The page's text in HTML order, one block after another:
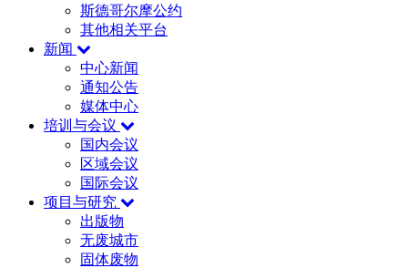
斯德哥尔摩公约
其他相关平台
新闻
中心新闻
通知公告
媒体中心
培训与会议
国内会议
区域会议
国际会议
项目与研究
出版物
无废城市
固体废物